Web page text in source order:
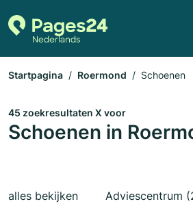
Startpagina Roermond Schoenen
45 zoekresultaten X voor
Schoenen in
alles bekijken Adviescentrum